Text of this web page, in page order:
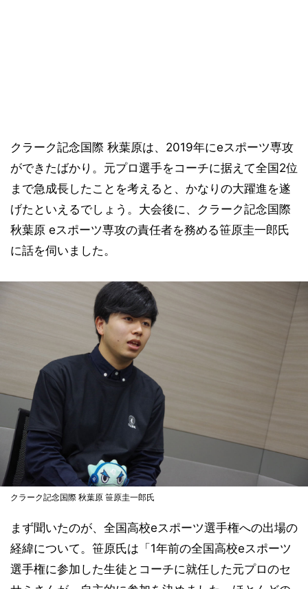
クラーク記念国際 秋葉原は、2019年にeスポーツ専攻
ができたばかり。元プロ選手をコーチに据えて全国2位
まで急成長したことを考えると、かなりの大躍進を遂
げたといえるでしょう。大会後に、クラーク記念国際
秋葉原 eスポーツ専攻の責任者を務める笹原圭一郎氏
に話を伺いました。
クラーク記念国際 秋葉原 笹原圭一郎氏
まず聞いたのが、全国高校eスポーツ選手権への出場の
経緯について。笹原氏は「1年前の全国高校eスポーツ
選手権に参加した生徒とコーチに就任した元プロのセ